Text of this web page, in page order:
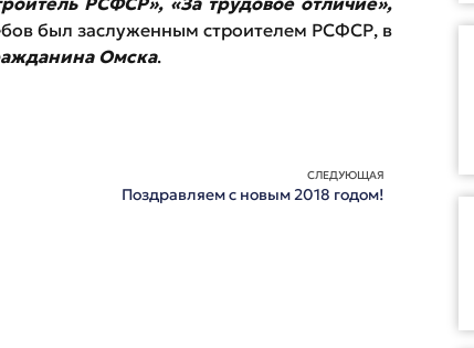
был заслуженным строителем РСФСР, в
Омска.
СЛЕДУЮЩАЯ
Поздравляем с новым 2018 годом!